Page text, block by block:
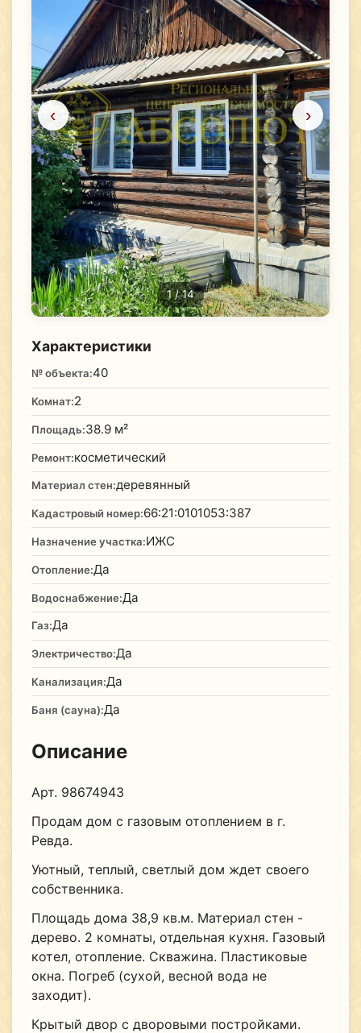
‹ ›
1/ 14
Характеристики
№ объекта:40
Комнат:2
Площадь:38.9 м²
Ремонт:косметический
Материал стен:деревянный
Кадастровый номер:66:21:0101053:387
Назначение участка:ИЖС
Отопление:Да
Водоснабжение:Да
Газ:Да
Электричество:Да
Канализация:Да
Баня (сауна):Да
Описание
Арт. 98674943
Продам дом с газовым отоплением в г.
Ревда.
Уютный, теплый, светлый дом ждет своего
собственника.
Площадь дома 38,9 кв.м. Материал стен -
дерево. 2 комнаты, отдельная кухня. Газовый
котел, отопление. Скважина. Пластиковые
окна. Погреб (сухой, весной вода не
заходит).
Крытый двор с дворовыми постройками.